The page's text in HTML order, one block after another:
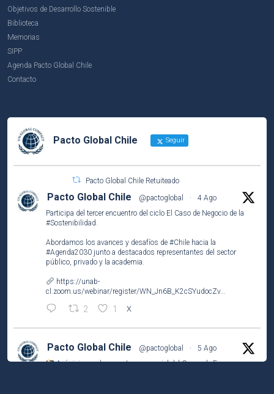
Objetivos de Desarrollo Sostenible
Biblioteca
Memorias
SIPP
Agenda Pacto Global Chile
Contacto
Pacto Global Chile Seguir
Pacto Global Chile Retuiteado
Pacto Global Chile @pactoglobal ·
4 Ago
Participa del tercer encuentro del ciclo El Caso de Negocio de la
#Sostenibilidad
Abordamos los avances y desafíos de #Chile hacia la
#Agenda2030 junto a destacados representantes del sector
público, privado y la academia.
https://unab-
cl.zoom.us/webinar/register/WN_Jn6B_K2cSYudocZv...
2 1 X
Pacto Global Chile @pactoglobal ·
5 Ago
Así vivimos el encuentro presencial del Grupo de Empresas